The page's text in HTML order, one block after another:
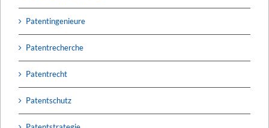
Patentingenieure
Patentrecherche
Patentrecht
Patentschutz